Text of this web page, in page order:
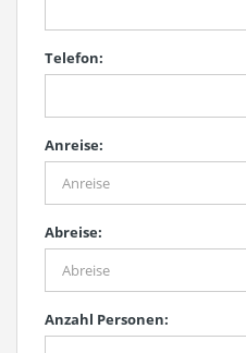
Telefon:
Anreise:
Abreise:
Anzahl Personen: